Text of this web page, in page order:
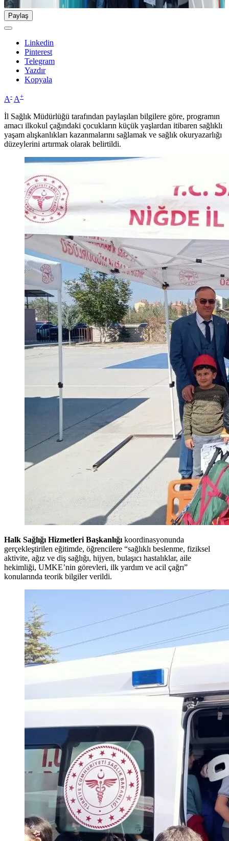
Paylaş
Linkedin
Pinterest
Telegram
Yazdır
Kopyala
A- A+
İl Sağlık Müdürlüğü tarafından paylaşılan bilgilere göre, programın
amacı ilkokul çağındaki çocukların küçük yaşlardan itibaren sağlıklı
yaşam alışkanlıkları kazanmalarını sağlamak ve sağlık okuryazarlığı
düzeylerini artırmak olarak belirtildi.
Halk Sağlığı Hizmetleri Başkanlığıkoordinasyonunda
gerçekleştirilen eğitimde, öğrencilere “sağlıklı beslenme, fiziksel
aktivite, ağız ve diş sağlığı, hijyen, bulaşıcı hastalıklar, aile
hekimliği, UMKE’nin görevleri, ilk yardım ve acil çağrı”
konularında teorik bilgiler verildi.